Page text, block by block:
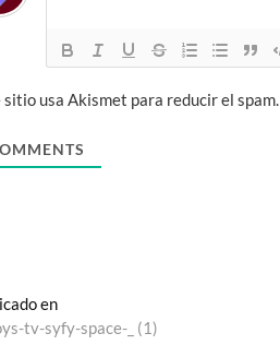
sitio usa Akismet para reducir el spam.
en
tv-syfy-space-_ (1)